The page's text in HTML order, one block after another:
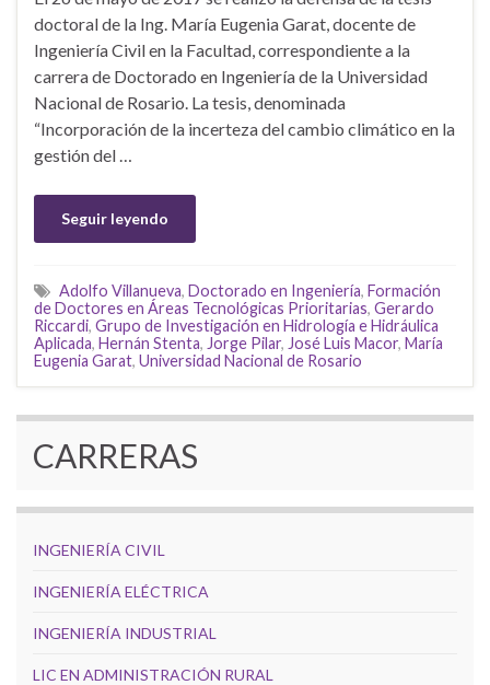
doctoral de la Ing. María Eugenia Garat, docente de
Ingeniería Civil en la Facultad, correspondiente a la
carrera de Doctorado en Ingeniería de la Universidad
Nacional de Rosario. La tesis, denominada
“Incorporación de la incerteza del cambio climático en la
gestión del …
Seguir leyendo
Adolfo Villanueva, Doctorado en Ingeniería, Formación
de Doctores en Áreas Tecnológicas Prioritarias, Gerardo
Riccardi, Grupo de Investigación en Hidrología e Hidráulica
Aplicada, Hernán Stenta, Jorge Pilar, José Luis Macor, María
Eugenia Garat, Universidad Nacional de Rosario
CARRERAS
INGENIERÍA CIVIL
INGENIERÍA ELÉCTRICA
INGENIERÍA INDUSTRIAL
LIC EN ADMINISTRACIÓN RURAL